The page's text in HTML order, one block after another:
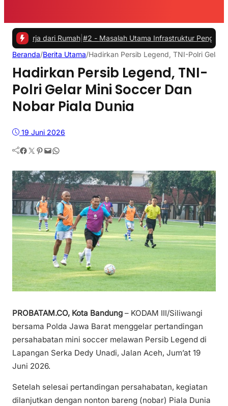
dari Rumah|#2 -Masalah Utama Infrastruktur Pengisian Daya
Beranda/Berita Utama/Hadirkan Persib Legend, TNI-Polri Gelar
Hadirkan Persib Legend, TNI-
Polri Gelar Mini Soccer Dan
Nobar Piala Dunia
19 Juni 2026
Facebook Twitter Pinterest Mail WhatsApp
PROBATAM.CO, Kota Bandung – KODAM III/Siliwangi
bersama Polda Jawa Barat menggelar pertandingan
persahabatan mini soccer melawan Persib Legend di
Lapangan Serka Dedy Unadi, Jalan Aceh, Jum’at 19
Juni 2026.
Setelah selesai pertandingan persahabatan, kegiatan
dilanjutkan dengan nonton bareng (nobar) Piala Dunia